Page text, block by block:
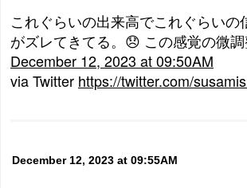
これぐらいの出来高でこれぐらい
がズレてきてる。😞 この感覚の微
December 12, 2023 at 09:50AM
via Twitter https://twitter.com/
December 12, 2023 at 09:55AM